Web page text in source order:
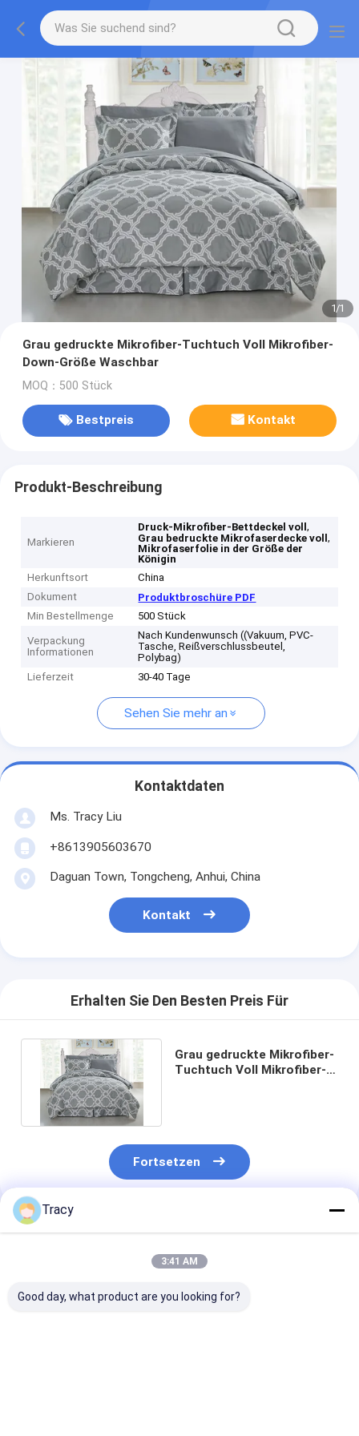
1/1
Grau gedruckte Mikrofiber-Tuchtuch Voll Mikrofiber-
Down-Größe Waschbar
MOQ：500 Stück
Bestpreis Kontakt
Produkt-Beschreibung
Markieren
Druck-Mikrofiber-Bettdeckel voll,
Grau bedruckte Mikrofaserdecke voll,
Mikrofaserfolie in der Größe der
Königin
Herkunftsort
China
Dokument
Produktbroschüre PDF
Min Bestellmenge
500 Stück
Verpackung
Informationen
Nach Kundenwunsch ((Vakuum, PVC-
Tasche, Reißverschlussbeutel,
Polybag)
Lieferzeit
30-40 Tage
Sehen Sie mehr an
Kontaktdaten
Ms. Tracy Liu
+8613905603670
Daguan Town, Tongcheng, Anhui, China
Kontakt
Erhalten Sie Den Besten Preis Für
Grau gedruckte Mikrofiber-
Tuchtuch Voll Mikrofiber-
Fortsetzen
Empfohlene Produkte
Tracy
3:41 AM
Good day, what product are you looking for?